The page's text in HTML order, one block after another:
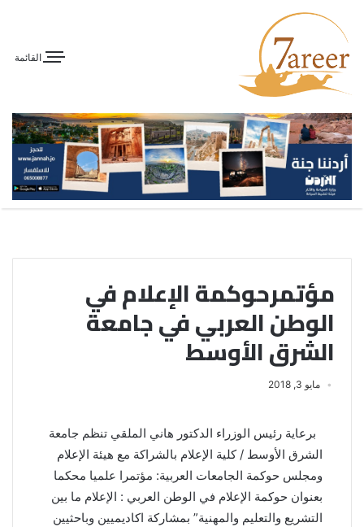
القائمة
مؤتمرحوكمة الإعلام في
الوطن العربي في جامعة
الشرق الأوسط
مايو 3, 2018
برعاية رئيس الوزراء الدكتور هاني الملقي تنظم جامعة
الشرق الأوسط / كلية الإعلام بالشراكة مع هيئة الإعلام
ومجلس حوكمة الجامعات العربية: مؤتمرا علميا محكما
بعنوان حوكمة الإعلام في الوطن العربي : الإعلام ما بين
التشريع والتعليم والمهنية” بمشاركة اكاديميين وباحثيين